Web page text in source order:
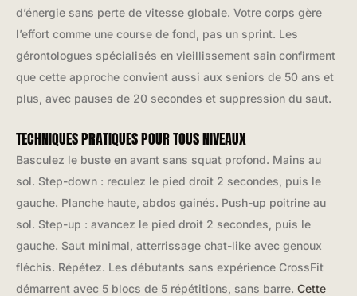
d’énergie sans perte de vitesse globale. Votre corps gère
l’effort comme une course de fond, pas un sprint. Les
gérontologues spécialisés en vieillissement sain confirment
que cette approche convient aussi aux seniors de 50 ans et
plus, avec pauses de 20 secondes et suppression du saut.
TECHNIQUES PRATIQUES POUR TOUS NIVEAUX
Basculez le buste en avant sans squat profond. Mains au
sol. Step-down : reculez le pied droit 2 secondes, puis le
gauche. Planche haute, abdos gainés. Push-up poitrine au
sol. Step-up : avancez le pied droit 2 secondes, puis le
gauche. Saut minimal, atterrissage chat-like avec genoux
fléchis. Répétez. Les débutants sans expérience CrossFit
démarrent avec 5 blocs de 5 répétitions, sans barre. Cette